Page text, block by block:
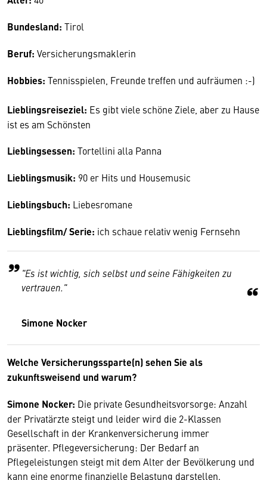
Bundesland: Tirol
Beruf: Versicherungsmaklerin
Hobbies: Tennisspielen, Freunde treffen und aufräumen :-)
Lieblingsreiseziel: Es gibt viele schöne Ziele, aber zu Hause
ist es am Schönsten
Lieblingsessen: Tortellini alla Panna
Lieblingsmusik: 90 er Hits und Housemusic
Lieblingsbuch: Liebesromane
Lieblingsfilm/ Serie: ich schaue relativ wenig Fernsehn
"Es ist wichtig, sich selbst und seine Fähigkeiten zu
vertrauen."
Simone Nocker
Welche Versicherungssparte(n) sehen Sie als
zukunftsweisend und warum?
Simone Nocker: Die private Gesundheitsvorsorge: Anzahl
der Privatärzte steigt und leider wird die 2-Klassen
Gesellschaft in der Krankenversicherung immer
präsenter. Pflegeversicherung: Der Bedarf an
Pflegeleistungen steigt mit dem Alter der Bevölkerung und
kann eine enorme finanzielle Belastung darstellen.